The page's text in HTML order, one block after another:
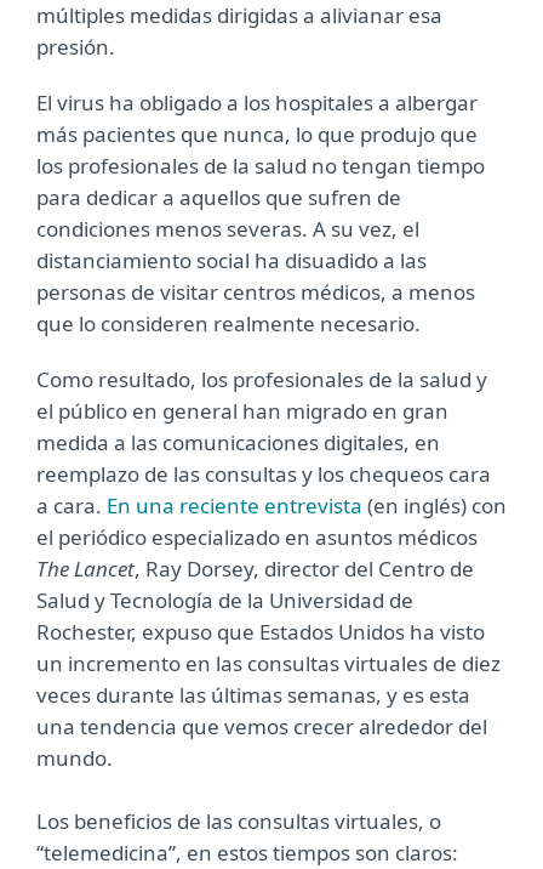
múltiples medidas dirigidas a alivianar esa
presión.
El virus ha obligado a los hospitales a albergar
más pacientes que nunca, lo que produjo que
los profesionales de la salud no tengan tiempo
para dedicar a aquellos que sufren de
condiciones menos severas. A su vez, el
distanciamiento social ha disuadido a las
personas de visitar centros médicos, a menos
que lo consideren realmente necesario.
Como resultado, los profesionales de la salud y
el público en general han migrado en gran
medida a las comunicaciones digitales, en
reemplazo de las consultas y los chequeos cara
a cara. En una reciente entrevista (en inglés) con
el periódico especializado en asuntos médicos
The Lancet, Ray Dorsey, director del Centro de
Salud y Tecnología de la Universidad de
Rochester, expuso que Estados Unidos ha visto
un incremento en las consultas virtuales de diez
veces durante las últimas semanas, y es esta
una tendencia que vemos crecer alrededor del
mundo.
Los beneficios de las consultas virtuales, o
“telemedicina”, en estos tiempos son claros: